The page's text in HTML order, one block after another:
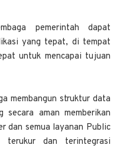
pemerintah dapat
yang tepat, di tempat
untuk mencapai tujuan
membangun struktur data
aman memberikan
dan semua layanan Public
terukur dan terintegrasi